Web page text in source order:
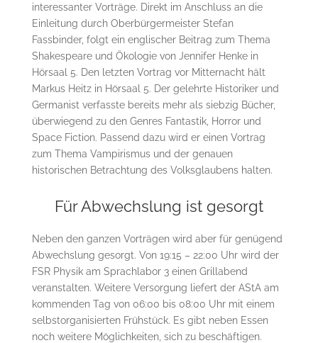
interessanter Vorträge. Direkt im Anschluss an die
Einleitung durch Oberbürgermeister Stefan
Fassbinder, folgt ein englischer Beitrag zum Thema
Shakespeare und Ökologie von Jennifer Henke in
Hörsaal 5. Den letzten Vortrag vor Mitternacht hält
Markus Heitz in Hörsaal 5. Der gelehrte Historiker und
Germanist verfasste bereits mehr als siebzig Bücher,
überwiegend zu den Genres Fantastik, Horror und
Space Fiction. Passend dazu wird er einen Vortrag
zum Thema Vampirismus und der genauen
historischen Betrachtung des Volksglaubens halten.
Für Abwechslung ist gesorgt
Neben den ganzen Vorträgen wird aber für genügend
Abwechslung gesorgt. Von 19:15 – 22:00 Uhr wird der
FSR Physik am Sprachlabor 3 einen Grillabend
veranstalten. Weitere Versorgung liefert der AStA am
kommenden Tag von 06:00 bis 08:00 Uhr mit einem
selbstorganisierten Frühstück. Es gibt neben Essen
noch weitere Möglichkeiten, sich zu beschäftigen.